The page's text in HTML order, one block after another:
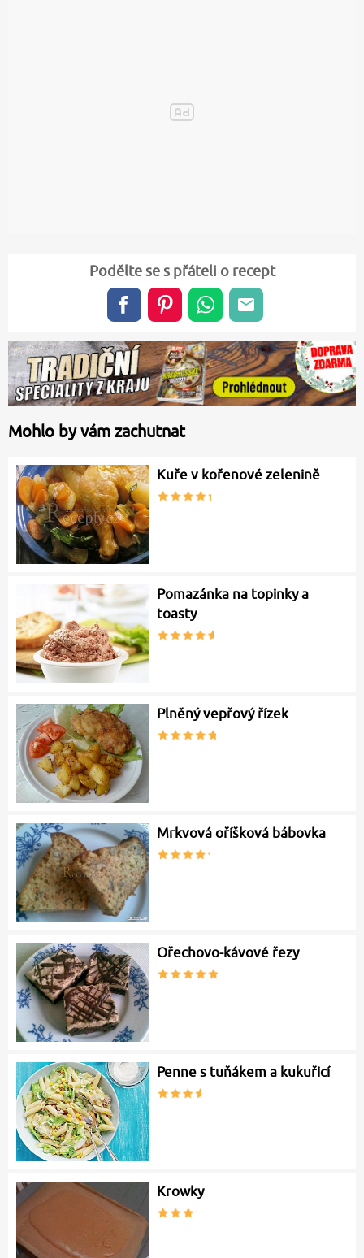
Podělte se s přáteli o recept
Mohlo by vám zachutnat
Kuře v kořenové zelenině
Pomazánka na topinky a
toasty
Plněný vepřový řízek
Mrkvová oříšková bábovka
Ořechovo-kávové řezy
Penne s tuňákem a kukuřicí
Krowky